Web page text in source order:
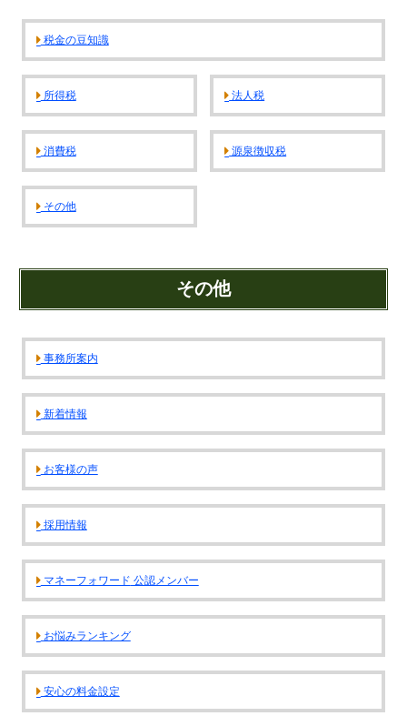
金融機関から調達するメリットとデメリット
VCによる資金調達
料金案内
通常料金
創業3年目までの特別料金
他の税理士事務所からの切り替えの場合
事務所案内
代表挨拶
神戸オフィス
大阪オフィス
事務所概要
アクセスマップ
代表プロフィール
スタッフプロフィール
採用情報
税金の豆知識
税金の豆知識
所得税 法人税
消費税 源泉徴収税
その他
その他
事務所案内
新着情報
お客様の声
採用情報
マネーフォワード 公認メンバー
お悩みランキング
安心の料金設定